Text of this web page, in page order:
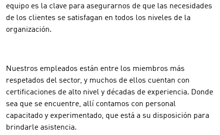
equipo es la clave para asegurarnos de que las necesidades
de los clientes se satisfagan en todos los niveles de la
organización.
Nuestros empleados están entre los miembros más
respetados del sector, y muchos de ellos cuentan con
certificaciones de alto nivel y décadas de experiencia. Donde
sea que se encuentre, allí contamos con personal
capacitado y experimentado, que está a su disposición para
brindarle asistencia.